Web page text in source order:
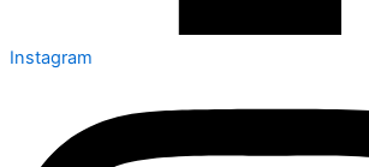
Instagram